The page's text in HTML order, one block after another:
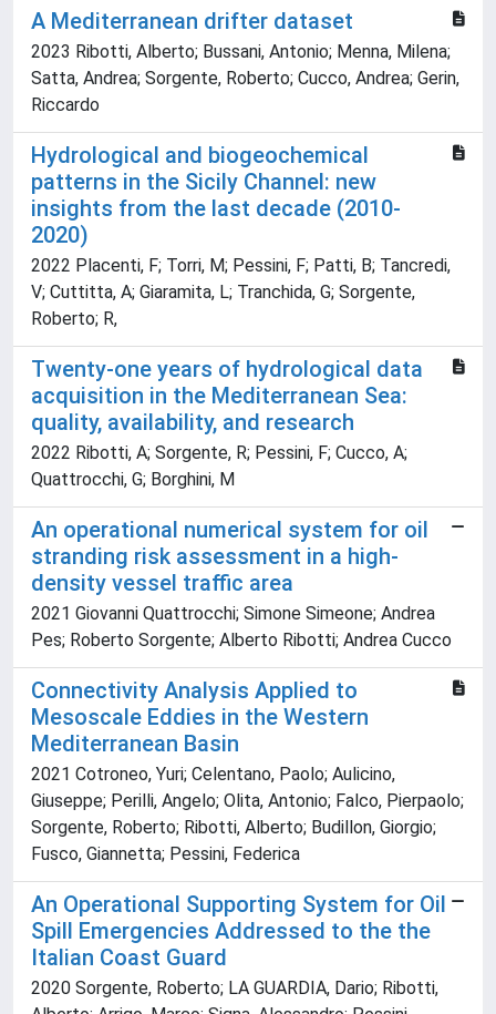
A Mediterranean drifter dataset
2023 Ribotti, Alberto; Bussani, Antonio; Menna, Milena;
Satta, Andrea; Sorgente, Roberto; Cucco, Andrea; Gerin,
Riccardo
Hydrological and biogeochemical
patterns in the Sicily Channel: new
insights from the last decade (2010-
2020)
2022 Placenti, F; Torri, M; Pessini, F; Patti, B; Tancredi,
V; Cuttitta, A; Giaramita, L; Tranchida, G; Sorgente,
Roberto; R,
Twenty-one years of hydrological data
acquisition in the Mediterranean Sea:
quality, availability, and research
2022 Ribotti, A; Sorgente, R; Pessini, F; Cucco, A;
Quattrocchi, G; Borghini, M
An operational numerical system for oil
stranding risk assessment in a high-
density vessel traffic area
2021 Giovanni Quattrocchi; Simone Simeone; Andrea
Pes; Roberto Sorgente; Alberto Ribotti; Andrea Cucco
Connectivity Analysis Applied to
Mesoscale Eddies in the Western
Mediterranean Basin
2021 Cotroneo, Yuri; Celentano, Paolo; Aulicino,
Giuseppe; Perilli, Angelo; Olita, Antonio; Falco, Pierpaolo;
Sorgente, Roberto; Ribotti, Alberto; Budillon, Giorgio;
Fusco, Giannetta; Pessini, Federica
An Operational Supporting System for Oil
Spill Emergencies Addressed to the the
Italian Coast Guard
2020 Sorgente, Roberto; LA GUARDIA, Dario; Ribotti,